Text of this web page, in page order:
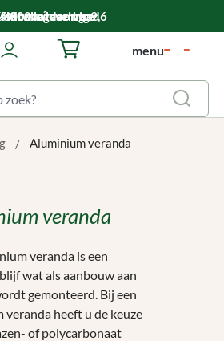
5.000 m² voorraad
Snelle levering
Montageservice9,6
menu
Winkelwagentje bevat 0
Aluminium veranda
veranda
veranda is een
wat als aanbouw aan
gemonteerd. Bij een
veranda heeft u de keuze
of polycarbonaat